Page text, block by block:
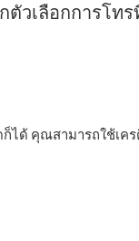
วเลือกการโท
ก็ได้ คุณสามารถใช้เ